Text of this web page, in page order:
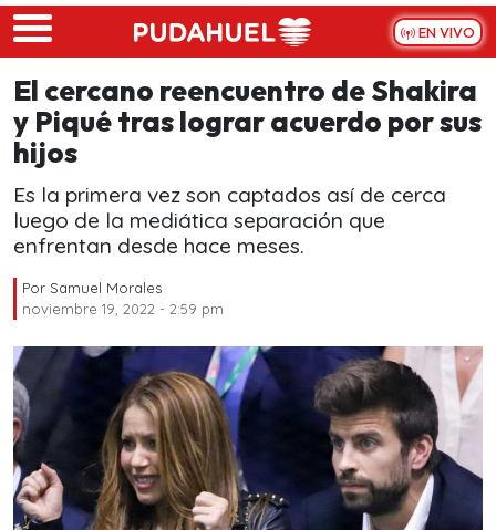
Skip to main content
EN VIVO
El cercano reencuentro de Shakira
y Piqué tras lograr acuerdo por sus
hijos
Es la primera vez son captados así de cerca
luego de la mediática separación que
enfrentan desde hace meses.
Por Samuel Morales
noviembre 19, 2022 - 2:59 pm